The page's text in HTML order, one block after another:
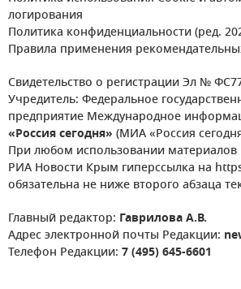
логирования
Политика конфиденциальности (ред.
Правила применения
Свидетельство о регистрации Эл №
Учредитель: Федеральное
предприятие Международное
«Россия сегодня» (МИА «Россия
При любом использовании материалов
РИА Новости Крым гиперссылка на
обязательна не ниже второго абзаца
Главный редактор: Гаврилова А.В.
Адрес электронной почты Редакции:
Телефон Редакции: 7 (495) 645-6601